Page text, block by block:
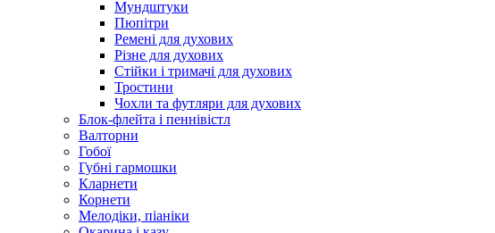
Мундштуки
Пюпітри
Ремені для духових
Різне для духових
Стійки і тримачі для духових
Тростини
Чохли та футляри для духових
Блок-флейта і пеннівістл
Валторни
Гобої
Губні гармошки
Кларнети
Корнети
Мелодіки, піаніки